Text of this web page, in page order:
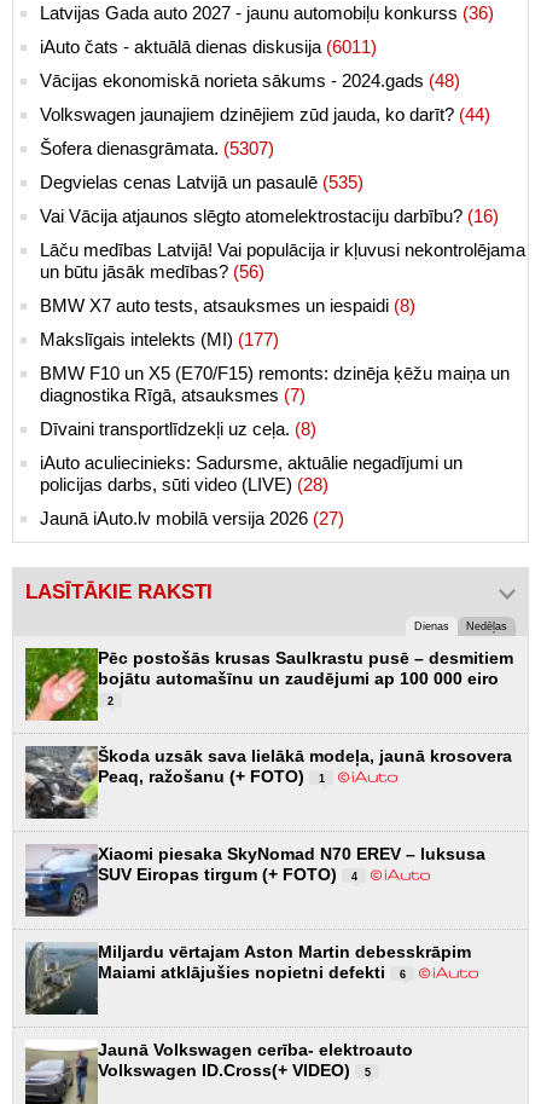
Latvijas Gada auto 2027 - jaunu automobiļu konkurss (36)
iAuto čats - aktuālā dienas diskusija (6011)
Vācijas ekonomiskā norieta sākums - 2024.gads (48)
Volkswagen jaunajiem dzinējiem zūd jauda, ko darīt? (44)
Šofera dienasgrāmata. (5307)
Degvielas cenas Latvijā un pasaulē (535)
Vai Vācija atjaunos slēgto atomelektrostaciju darbību? (16)
Lāču medības Latvijā! Vai populācija ir kļuvusi nekontrolējama
un būtu jāsāk medības? (56)
BMW X7 auto tests, atsauksmes un iespaidi (8)
Makslīgais intelekts (MI) (177)
BMW F10 un X5 (E70/F15) remonts: dzinēja ķēžu maiņa un
diagnostika Rīgā, atsauksmes (7)
Dīvaini transportlīdzekļi uz ceļa. (8)
iAuto aculiecinieks: Sadursme, aktuālie negadījumi un
policijas darbs, sūti video (LIVE) (28)
Jaunā iAuto.lv mobilā versija 2026 (27)
LASĪTĀKIE RAKSTI
Dienas Nedēļas
Pēc postošās krusas Saulkrastu pusē – desmitiem
bojātu automašīnu un zaudējumi ap 100 000 eiro
2
Škoda uzsāk sava lielākā modeļa, jaunā krosovera
Peaq, ražošanu (+ FOTO)
1
Xiaomi piesaka SkyNomad N70 EREV – luksusa
SUV Eiropas tirgum (+ FOTO)
4
Miljardu vērtajam Aston Martin debesskrāpim
Maiami atklājušies nopietni defekti
6
Jaunā Volkswagen cerība- elektroauto
Volkswagen ID.Cross(+ VIDEO)
5